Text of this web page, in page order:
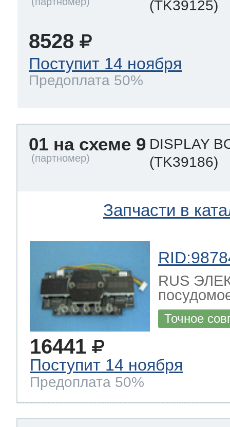
(TK39125)
8528
Поступит 14 ноября
Предоплата 50%
01 на схеме 9 DISPLAY
(TK39186)
Запчасти в
RUS
Точное
16441
Поступит 14 ноября
Предоплата 50%